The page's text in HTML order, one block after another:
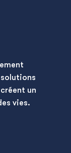
un
vies.